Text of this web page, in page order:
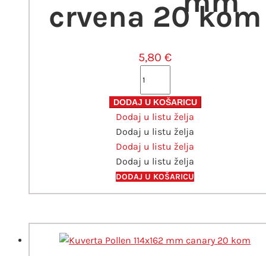
crvena 20 kom
5,80 €
75x100
mm
crvena
20
kom
količina
DODAJ U KOŠARICU
Dodaj u listu želja
Dodaj u listu želja
Dodaj u listu želja
Dodaj u listu želja
DODAJ U KOŠARICU